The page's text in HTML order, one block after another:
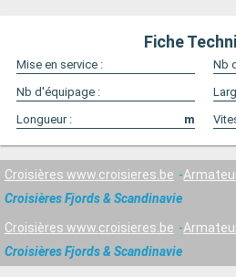
Fiche
Mise en service :
Nb
Nb d'équipage :
Longueur :
m
Croisières www.croisieres.be
Croisières Fjords & Scandinavie
Croisières www.croisieres.be
Croisières Fjords & Scandinavie